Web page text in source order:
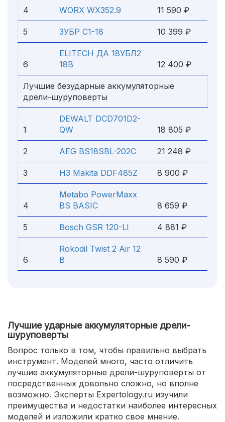
4 WORX WX352.9 11 590 ₽
5 ЗУБР С1-18 10 399 ₽
6
ELITECH ДА 18УБЛ2
18В
12 400 ₽
Лучшие безударные аккумуляторные
дрели-шуруповерты
1
DEWALT DCD701D2-
QW
18 805 ₽
2 AEG BS18SBL-202C 21 248 ₽
3 Н3 Makita DDF485Z 8 900 ₽
4
Metabo PowerMaxx
BS BASIC
8 659 ₽
5 Bosch GSR 120-LI 4 881 ₽
6
Rokodil Twist 2 Air 12
В
8 590 ₽
Лучшие ударные аккумуляторные дрели-
шуруповерты
Вопрос только в том, чтобы правильно выбрать
инструмент. Моделей много, часто отличить
лучшие аккумуляторные дрели-шуруповерты от
посредственных довольно сложно, но вполне
возможно. Эксперты Expertology.ru изучили
преимущества и недостатки наиболее интересных
моделей и изложили кратко свое мнение.